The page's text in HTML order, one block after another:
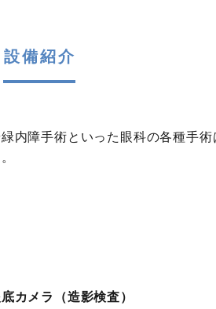
設備紹介
内障手術といった眼科の各種手
カメラ（造影検査）